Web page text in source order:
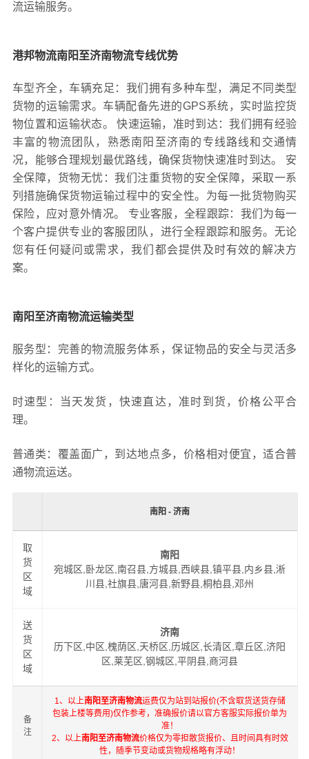
流运输服务。
港邦物流南阳至济南物流专线优势
车型齐全，车辆充足：我们拥有多种车型，满足不同类型
货物的运输需求。车辆配备先进的GPS系统，实时监控货
物位置和运输状态。 快速运输，准时到达：我们拥有经验
丰富的物流团队，熟悉南阳至济南的专线路线和交通情
况，能够合理规划最优路线，确保货物快速准时到达。 安
全保障，货物无忧：我们注重货物的安全保障，采取一系
列措施确保货物运输过程中的安全性。为每一批货物购买
保险，应对意外情况。 专业客服，全程跟踪：我们为每一
个客户提供专业的客服团队，进行全程跟踪和服务。无论
您有任何疑问或需求，我们都会提供及时有效的解决方
案。
南阳至济南物流运输类型
服务型：完善的物流服务体系，保证物品的安全与灵活多
样化的运输方式。
时速型：当天发货，快速直达，准时到货，价格公平合
理。
普通类：覆盖面广，到达地点多，价格相对便宜，适合普
通物流运送。
南阳 - 济南
取
货
区
域
南阳
宛城区,卧龙区,南召县,方城县,西峡县,镇平县,内乡县,淅
川县,社旗县,唐河县,新野县,桐柏县,邓州
送
货
区
域
济南
历下区,中区,槐荫区,天桥区,历城区,长清区,章丘区,济阳
区,莱芜区,钢城区,平阴县,商河县
备
注
1、以上南阳至济南物流运费仅为站到站报价(不含取货送货存储
包装上楼等费用)仅作参考，准确报价请以官方客服实际报价单为
准！
2、以上南阳至济南物流价格仅为零担散货报价、且时间具有时效
性，随季节变动或货物规格略有浮动！